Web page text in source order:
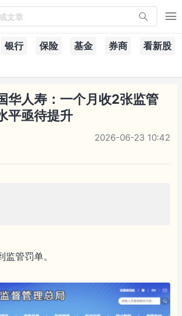
文章
银行 保险 基金 券商
看新股
华人寿：一个月收2张监管
平亟待提升
2026-06-23 10:42
管罚单。